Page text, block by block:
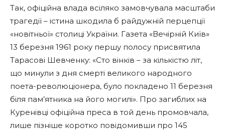
Так, офіційна влада всіляко замовчувала масштаби
трагедії – істина шкодила б райдужній перцепції
«новітньої» столиці України. Газета «Вечірній Київ»
13 березня 1961 року першу полосу присвятила
Тарасові Шевченку: «Сто вінків – за кількістю літ,
що минули з дня смерті великого народного
поета-революціонера, було покладено 11 березня
біля пам’ятника на його могилі». Про загиблих на
Куренівці офіційна преса в той день промовчала,
лише пізніше коротко повідомивши про 145